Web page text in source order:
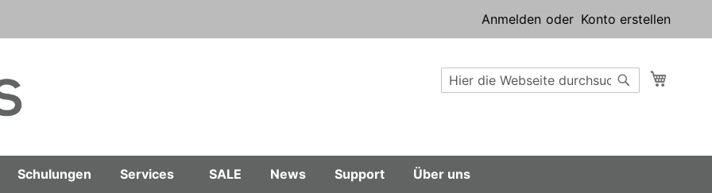
Anmelden Konto erstellen
Suche
Suche
Schulungen Services SALE News Support Über uns